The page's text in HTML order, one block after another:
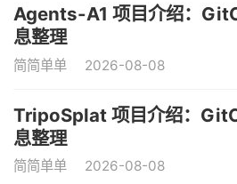
Agents-A1 项目介绍：
息整理
简简单单 2026-08-08
TripoSplat 项目介绍：
息整理
简简单单 2026-08-08